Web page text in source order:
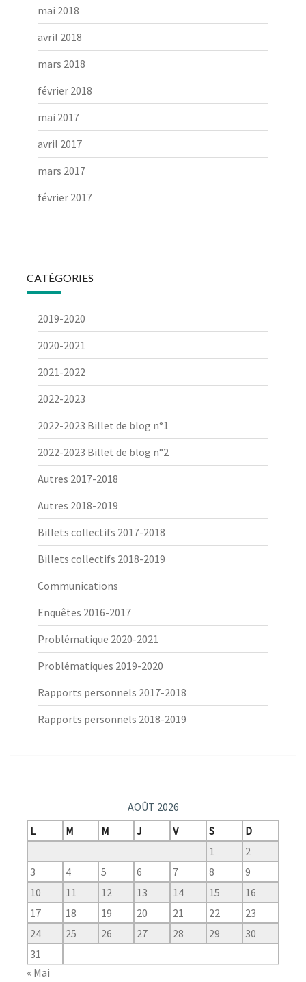
mai 2018
avril 2018
mars 2018
février 2018
mai 2017
avril 2017
mars 2017
février 2017
CATÉGORIES
2019-2020
2020-2021
2021-2022
2022-2023
2022-2023 Billet de blog n°1
2022-2023 Billet de blog n°2
Autres 2017-2018
Autres 2018-2019
Billets collectifs 2017-2018
Billets collectifs 2018-2019
Communications
Enquêtes 2016-2017
Problématique 2020-2021
Problématiques 2019-2020
Rapports personnels 2017-2018
Rapports personnels 2018-2019
AOÛT 2026
L
M M J V S
D
1
2
3
4 5 6 7 8
9
10
11 12 13 14 15
16
17
18 19 20 21 22
23
24
25 26 27 28 29
30
31
« Mai